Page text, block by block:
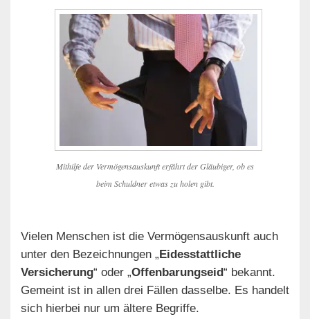
Mithilfe der Vermögensauskunft erfährt der Gläubiger, ob es
beim Schuldner etwas zu holen gibt.
Vielen Menschen ist die Vermögensauskunft auch
unter den Bezeichnungen „Eidesstattliche
Versicherung“ oder „Offenbarungseid“ bekannt.
Gemeint ist in allen drei Fällen dasselbe. Es handelt
sich hierbei nur um ältere Begriffe.